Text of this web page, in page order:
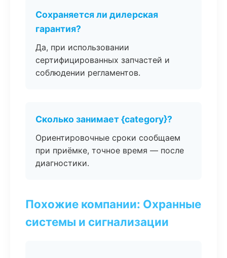
Сохраняется ли дилерская
гарантия?
Да, при использовании
сертифицированных запчастей и
соблюдении регламентов.
Сколько занимает {category}?
Ориентировочные сроки сообщаем
при приёмке, точное время — после
диагностики.
Похожие компании: Охранные
системы и сигнализации